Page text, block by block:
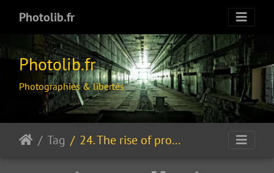
Photolib.fr
Photolib.fr
Photographies & libertés
Tag 24. The rise of progress